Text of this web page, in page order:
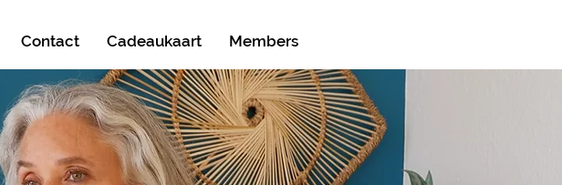
Contact Cadeaukaart Members